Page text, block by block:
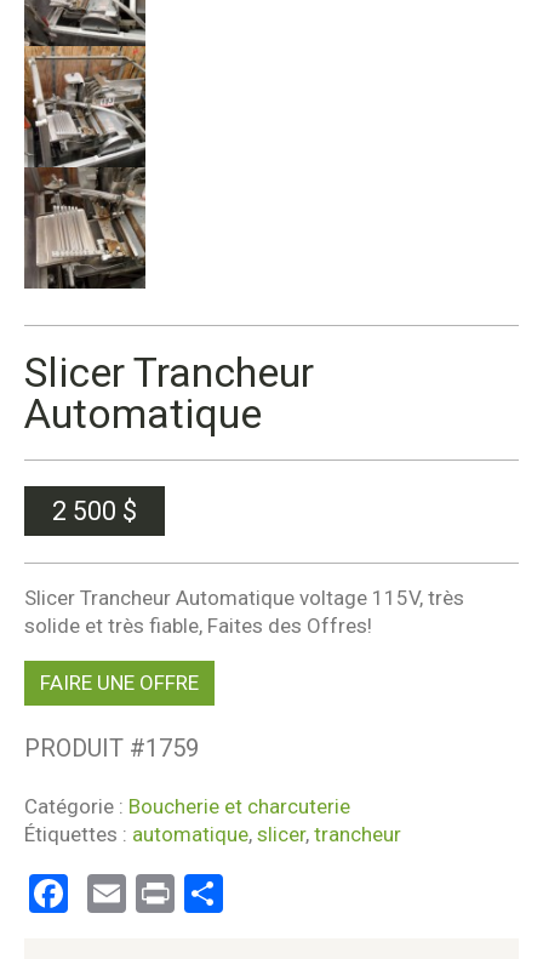
Slicer Trancheur
Automatique
2 500 $
Slicer Trancheur Automatique voltage 115V, très
solide et très fiable, Faites des Offres!
FAIRE UNE OFFRE
PRODUIT #1759
Catégorie : Boucherie et charcuterie
Étiquettes : automatique, slicer, trancheur
Facebook
Email
Print